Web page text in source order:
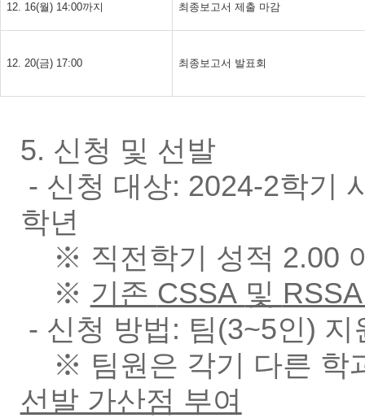
12. 16(월) 14:00까지 최종보고서 제출 마감
12. 20(금) 17:00 최종보고서 발표회
5. 신청 및 선발
- 신청 대상: 2024-2학기
학년
※ 직전학기 성적 2.00
※ 기존 CSSA 및
- 신청 방법: 팀(3~5인)
※ 팀원은 각기 다른 학
선발 가산점 부여